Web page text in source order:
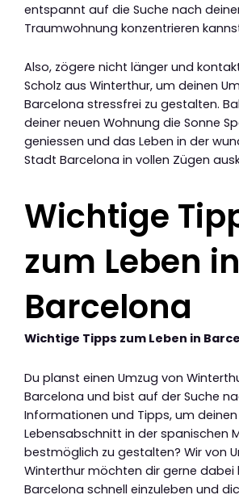
entspannt auf die Suche nach
Traumwohnung konzentrieren
Also, zögere nicht länger und
Scholz aus Winterthur, um deinen
Barcelona stressfrei zu gestalten.
deiner neuen Wohnung die Sonne
geniessen und das Leben in der
Stadt Barcelona in vollen Zügen
Wichtige
zum Leben in
Barcelona
Wichtige Tipps zum Leben in
Du planst einen Umzug von
Barcelona und bist auf der Suche
Informationen und Tipps, um
Lebensabschnitt in der spanischen
bestmöglich zu gestalten? Wir von
Winterthur möchten dir gerne dabei
Barcelona schnell einzuleben und